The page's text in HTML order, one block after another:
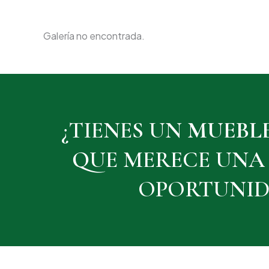
Galería no encontrada.
¿TIENES UN
QUE MERECE